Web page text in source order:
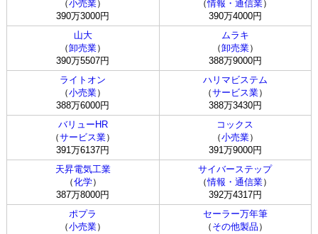
（小売業）
390万3000円
（情報・通信業）
390万4000円
山大
（卸売業）
390万5507円
ムラキ
（卸売業）
388万9000円
ライトオン
（小売業）
388万6000円
ハリマビステム
（サービス業）
388万3430円
バリューHR
（サービス業）
391万6137円
コックス
（小売業）
391万9000円
天昇電気工業
（化学）
387万8000円
サイバーステップ
（情報・通信業）
392万4317円
ポプラ
（小売業）
セーラー万年筆
（ その他製品 ）